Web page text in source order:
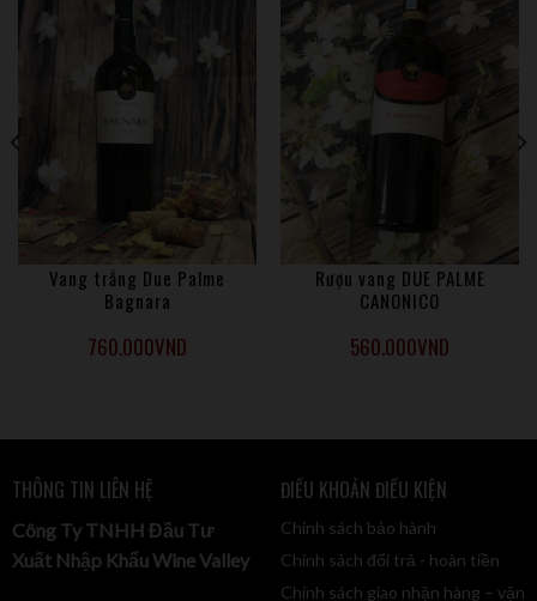
lan tỏa tạo ấn tượng đậm đà. Và hậu vị dài lâu như đốt cháy
nơi cổ họng. Những ghi chú đặc trưng của rượu vang Ý được
tìm thấy dễ dàng ngay trong mùi hương. Quả mận, ca cao,
cherry chín mọng và hương rượu mạnh cùng hòa quyện khiến
cho chai rượu vang này vừa rất đặc trưng vừa rất riêng biệt.
Vang trắng Due Palme
Bagnara
760.000VND
Rượu vang DUE PALME
CANONICO
560.000VND
THÔNG TIN LIÊN HỆ
Công Ty TNHH Đầu Tư
Xuất Nhập Khẩu Wine Valley
ĐIỀU KHOẢN ĐIỀU KIỆN
Chính sách bảo hành
Chính sách đổi trả - hoàn tiền
Chính sách giao nhận hàng – vận